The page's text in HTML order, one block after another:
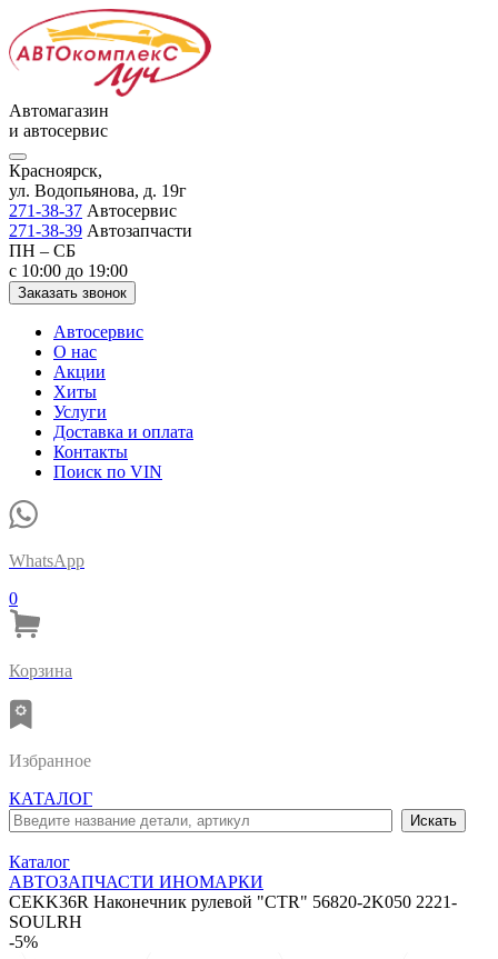
Автомагазин
и автосервис
Красноярск,
ул. Водопьянова, д. 19г
271-38-37 Автосервис
271-38-39 Автозапчасти
ПН – СБ
с 10:00 до 19:00
Заказать звонок
Автосервис
О нас
Акции
Хиты
Услуги
Доставка и оплата
Контакты
Поиск по VIN
WhatsApp
0
Корзина
Избранное
КАТАЛОГ
Каталог
АВТОЗАПЧАСТИ ИНОМАРКИ
CEKK36R Наконечник рулевой "CTR" 56820-2K050 2221-
SOULRH
-5%